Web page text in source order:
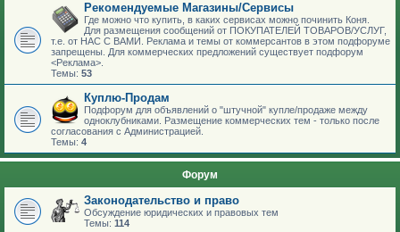
Рекомендуемые Магазины/Сервисы
Где можно что купить, в каких сервисах можно починить Коня.
Для размещения сообщений от ПОКУПАТЕЛЕЙ ТОВАРОВ/УСЛУГ,
т.е. от НАС С ВАМИ. Реклама и темы от коммерсантов в этом подфоруме
запрещены. Для коммерческих предложений существует подфорум
<Реклама>.
Темы: 53
Куплю-Продам
Подфорум для объявлений о "штучной" купле/продаже между
одноклубниками. Размещение коммерческих тем - только после
согласования с Администрацией.
Темы: 4
Форум
Законодательство и право
Обсуждение юридических и правовых тем
Темы: 114